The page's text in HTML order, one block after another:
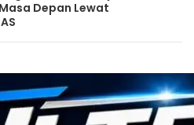
Depan Lewat